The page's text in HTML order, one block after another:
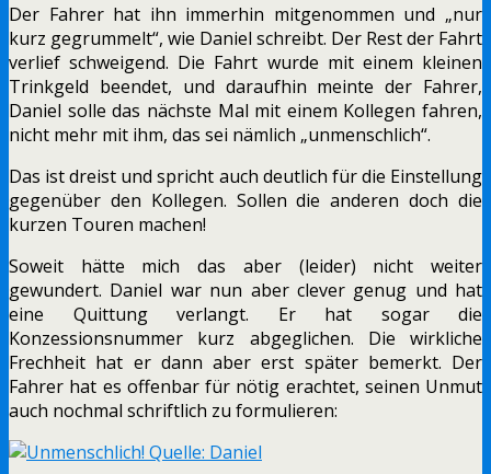
Der Fahrer hat ihn immerhin mitgenommen und „nur
kurz gegrummelt“, wie Daniel schreibt. Der Rest der Fahrt
verlief schweigend. Die Fahrt wurde mit einem kleinen
Trinkgeld beendet, und daraufhin meinte der Fahrer,
Daniel solle das nächste Mal mit einem Kollegen fahren,
nicht mehr mit ihm, das sei nämlich „unmenschlich“.
Das ist dreist und spricht auch deutlich für die Einstellung
gegenüber den Kollegen. Sollen die anderen doch die
kurzen Touren machen!
Soweit hätte mich das aber (leider) nicht weiter
gewundert. Daniel war nun aber clever genug und hat
eine Quittung verlangt. Er hat sogar die
Konzessionsnummer kurz abgeglichen. Die wirkliche
Frechheit hat er dann aber erst später bemerkt. Der
Fahrer hat es offenbar für nötig erachtet, seinen Unmut
auch nochmal schriftlich zu formulieren: